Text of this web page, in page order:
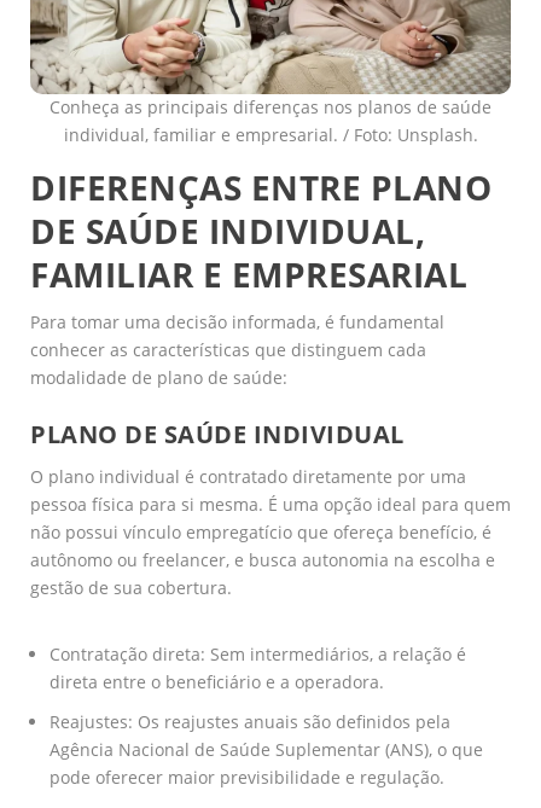
Conheça as principais diferenças nos planos de saúde
individual, familiar e empresarial. / Foto: Unsplash.
DIFERENÇAS ENTRE PLANO
DE SAÚDE INDIVIDUAL,
FAMILIAR E EMPRESARIAL
Para tomar uma decisão informada, é fundamental
conhecer as características que distinguem cada
modalidade de plano de saúde:
PLANO DE SAÚDE INDIVIDUAL
O plano individual é contratado diretamente por uma
pessoa física para si mesma. É uma opção ideal para quem
não possui vínculo empregatício que ofereça benefício, é
autônomo ou freelancer, e busca autonomia na escolha e
gestão de sua cobertura.
Contratação direta: Sem intermediários, a relação é
direta entre o beneficiário e a operadora.
Reajustes: Os reajustes anuais são definidos pela
Agência Nacional de Saúde Suplementar (ANS), o que
pode oferecer maior previsibilidade e regulação.